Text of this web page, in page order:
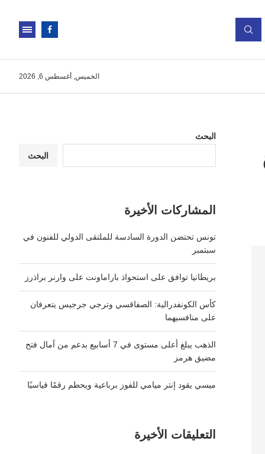
الخميس, أغسطس 6, 2026
البحث
البحث
المشاركات الأخيرة
تونس تحتضن الدورة السادسة للملتقى الدولي للفنون في
سبتمبر
بريطانيا توافق على استحواذ باراماونت على وارنر براذرز
كأس الكونفدرالية: الصفاقسي وترجي جرجيس يتعرفان
على منافسيهما
الذهب يبلغ أعلى مستوى في 7 أسابيع بدعم من آمال فتح
مضيق هرمز
ميسي يقود إنتر ميامي للفوز برباعية ويحطم رقمًا قياسيًا
التعليقات الأخيرة